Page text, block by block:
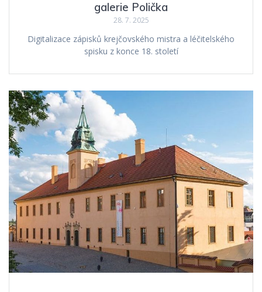
galerie Polička
28. 7. 2025
Digitalizace zápisků krejčovského mistra a léčitelského
spisku z konce 18. století